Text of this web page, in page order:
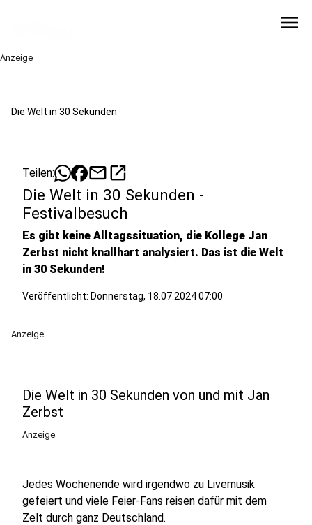
menu
Anzeige
Die Welt in 30 Sekunden
Teilen: mailopen_in_new
Die Welt in 30 Sekunden -
Festivalbesuch
Es gibt keine Alltagssituation, die Kollege Jan
Zerbst nicht knallhart analysiert. Das ist die Welt
in 30 Sekunden!
Veröffentlicht: Donnerstag, 18.07.2024 07:00
Anzeige
Die Welt in 30 Sekunden von und mit Jan
Zerbst
Anzeige
Jedes Wochenende wird irgendwo zu Livemusik
gefeiert und viele Feier-Fans reisen dafür mit dem
Zelt durch ganz Deutschland.